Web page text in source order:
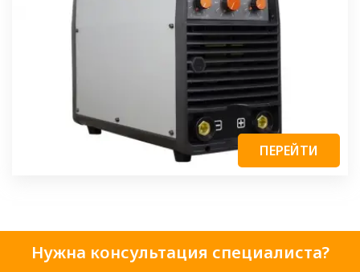
ПЕРЕЙТИ
Нужна консультация специалиста?